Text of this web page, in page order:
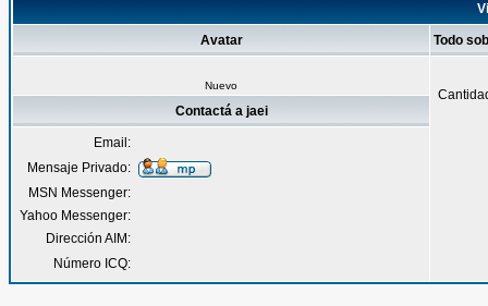
Avatar Todo
Nuevo
Contactá a jaei
Email:
Mensaje Privado:
MSN Messenger:
Yahoo Messenger:
Dirección AIM:
Número ICQ: